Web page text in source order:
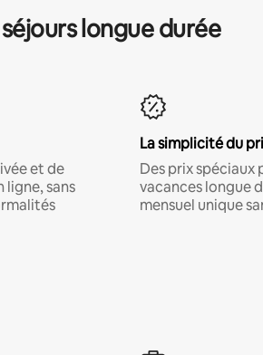
longue durée
et de
sans
La simplicité du
Des prix spéciaux
vacances longue
mensuel unique